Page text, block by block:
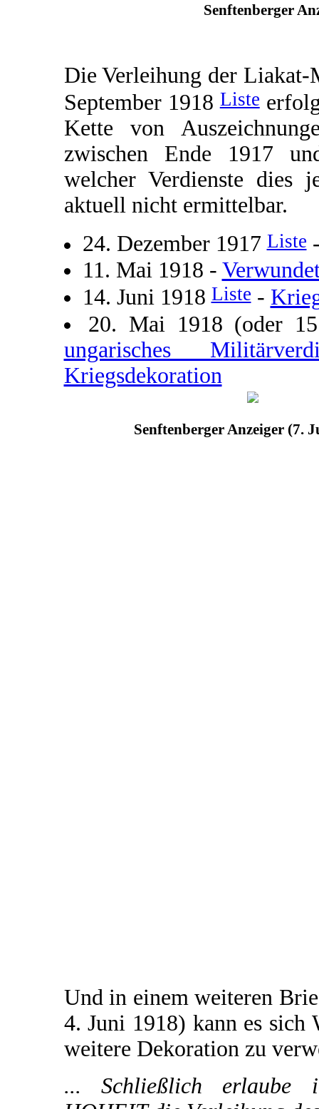
Senftenberger
Die Verleihung der Liakat-
September 1918Liste
Kette von
zwischen Ende 1917
welcher Verdienste dies
aktuell nicht ermittelbar.
24. Dezember 1917Liste
11. Mai 1918 -
14. Juni 1918Liste-
20. Mai 1918 (oder
ungarisches
Kriegsdekoration
Senftenberger Anzeiger (7.
Und in einem weiteren
4. Juni 1918) kann es
weitere Dekoration zu
... Schließlich erlaube